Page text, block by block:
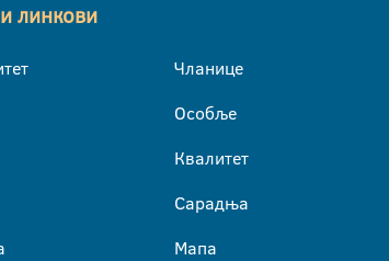
линкови
Чланице
Особље
Квалитет
Сарадња
Мапа